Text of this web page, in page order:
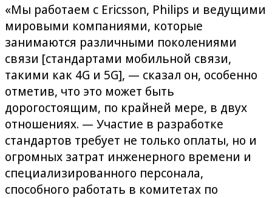
«Мы работаем с Ericsson, Philips и ведущими
мировыми компаниями, которые
занимаются различными поколениями
связи [стандартами мобильной связи,
такими как 4G и 5G], — сказал он, особенно
отметив, что это может быть
дорогостоящим, по крайней мере, в двух
отношениях. — Участие в разработке
стандартов требует не только оплаты, но и
огромных затрат инженерного времени и
специализированного персонала,
способного работать в комитетах по